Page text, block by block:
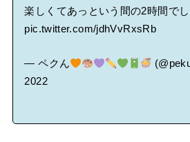
楽しくてあっという間の2時間でし
pic.twitter.com/jdhVvRxsRb
— ペクん
2022